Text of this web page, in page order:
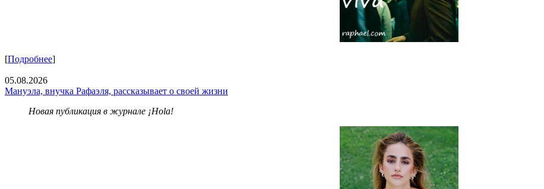
[Подробнее]
05.08.2026
Мануэла, внучка Рафаэля, рассказывает о своей жизни
Новая публикация в журнале ¡Hola!